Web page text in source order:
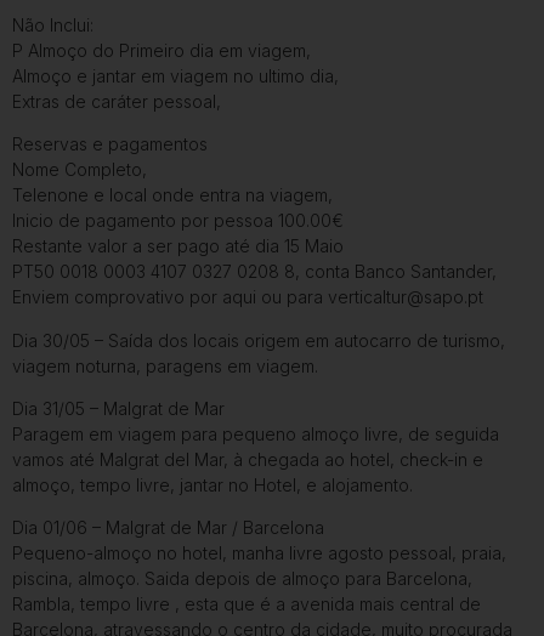
Não Inclui:
P Almoço do Primeiro dia em viagem,
Almoço e jantar em viagem no ultimo dia,
Extras de caráter pessoal,
Reservas e pagamentos
Nome Completo,
Telenone e local onde entra na viagem,
Inicio de pagamento por pessoa 100.00€
Restante valor a ser pago até dia 15 Maio
PT50 0018 0003 4107 0327 0208 8, conta Banco Santander,
Enviem comprovativo por aqui ou para verticaltur@sapo.pt
Dia 30/05 – Saída dos locais origem em autocarro de turismo,
viagem noturna, paragens em viagem.
Dia 31/05 – Malgrat de Mar
Paragem em viagem para pequeno almoço livre, de seguida
vamos até Malgrat del Mar, à chegada ao hotel, check-in e
almoço, tempo livre, jantar no Hotel, e alojamento.
Dia 01/06 – Malgrat de Mar / Barcelona
Pequeno-almoço no hotel, manha livre agosto pessoal, praia,
piscina, almoço. Saida depois de almoço para Barcelona,
Rambla, tempo livre , esta que é a avenida mais central de
Barcelona, atravessando o centro da cidade, muito procurada